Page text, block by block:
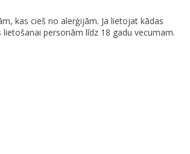
kas cieš no alerģijām. Ja lietojat kādas
personām līdz 18 gadu vecumam.